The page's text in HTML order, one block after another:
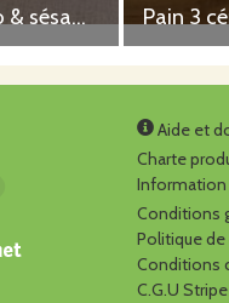
Grand pain au miso & sésame noir toasté - 5,8€ Pain 3
Aide et
Charte
Information
Conditions
Politique
Conditions
C.G.U Stripe